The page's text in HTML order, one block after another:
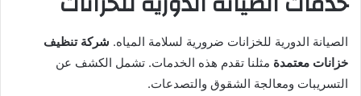
الصيانة الدورية للخزانات ضرورية لسلامة المياه. شركة تنظيف
خزانات معتمدة مثلنا تقدم هذه الخدمات. تشمل الكشف عن
التسريبات ومعالجة الشقوق والتصدعات.